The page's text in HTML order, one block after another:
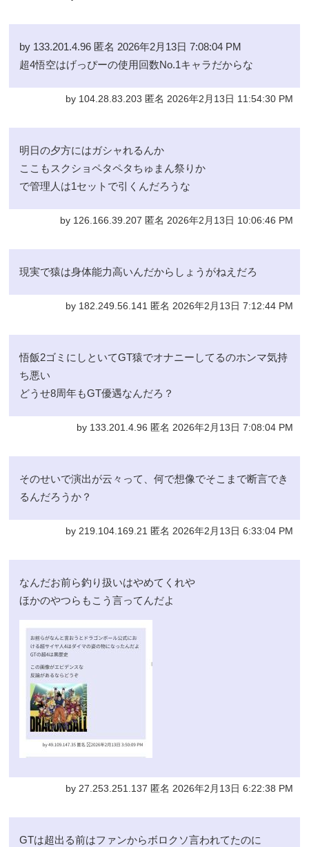
by 133.201.4.96 匿名 2026年2月13日 7:08:04 PM
超4悟空はげっぴーの使用回数No.1キャラだからな
by 104.28.83.203 匿名 2026年2月13日 11:54:30 PM
明日の夕方にはガシャれるんか
ここもスクショペタペタちゅまん祭りか
で管理人は1セットで引くんだろうな
by 126.166.39.207 匿名 2026年2月13日 10:06:46 PM
現実で猿は身体能力高いんだからしょうがねえだろ
by 182.249.56.141 匿名 2026年2月13日 7:12:44 PM
悟飯2ゴミにしといてGT猿でオナニーしてるのホンマ気持
ち悪い
どうせ8周年もGT優遇なんだろ？
by 133.201.4.96 匿名 2026年2月13日 7:08:04 PM
そのせいで演出が云々って、何で想像でそこまで断言でき
るんだろうか？
by 219.104.169.21 匿名 2026年2月13日 6:33:04 PM
なんだお前ら釣り扱いはやめてくれや
ほかのやつらもこう言ってんだよ
by 27.253.251.137 匿名 2026年2月13日 6:22:38 PM
GTは超出る前はファンからボロクソ言われてたのに